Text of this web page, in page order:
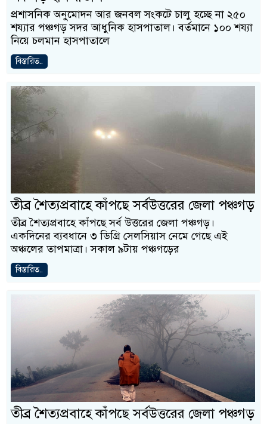
প্রশাসনিক অনুমোদন আর জনবল সংকটে চালু হচ্ছে না ২৫০
শয্যার পঞ্চগড় সদর আধুনিক হাসপাতাল। বর্তমানে ১০০ শয্যা
নিয়ে চলমান হাসপাতালে
বিস্তারিত..
তীব্র শৈত্যপ্রবাহে কাঁপছে সর্বউত্তরের জেলা পঞ্চগড়
তীব্র শৈত্যপ্রবাহে কাঁপছে সর্ব উত্তরের জেলা পঞ্চগড়।
একদিনের ব্যবধানে ৩ ডিগ্রি সেলসিয়াস নেমে গেছে এই
অঞ্চলের তাপমাত্রা। সকাল ৯টায় পঞ্চগড়ের
বিস্তারিত..
তীব্র শৈত্যপ্রবাহে কাঁপছে সর্বউত্তরের জেলা পঞ্চগড়